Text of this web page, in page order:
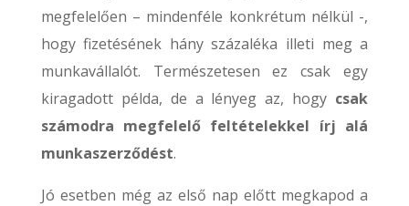
megfelelően – mindenféle konkrétum nélkül -,
hogy fizetésének hány százaléka illeti meg a
munkavállalót. Természetesen ez csak egy
kiragadott példa, de a lényeg az, hogy csak
számodra megfelelő feltételekkel írj alá
munkaszerződést.
Jó esetben még az első nap előtt megkapod a